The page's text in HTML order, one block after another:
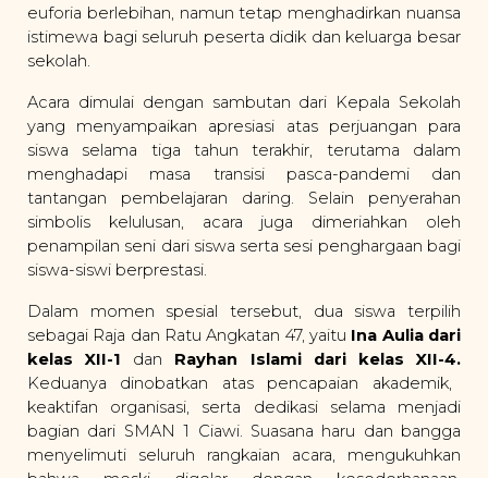
euforia berlebihan, namun tetap menghadirkan nuansa
istimewa bagi seluruh peserta didik dan keluarga besar
sekolah.
Acara dimulai dengan sambutan dari Kepala Sekolah
yang menyampaikan apresiasi atas perjuangan para
siswa selama tiga tahun terakhir, terutama dalam
menghadapi masa transisi pasca-pandemi dan
tantangan pembelajaran daring. Selain penyerahan
simbolis kelulusan, acara juga dimeriahkan oleh
penampilan seni dari siswa serta sesi penghargaan bagi
siswa-siswi berprestasi.
Dalam momen spesial tersebut, dua siswa terpilih
sebagai Raja dan Ratu Angkatan 47, yaitu Ina Aulia dari
kelas XII-1 dan Rayhan Islami dari kelas XII-4.
Keduanya dinobatkan atas pencapaian akademik,
keaktifan organisasi, serta dedikasi selama menjadi
bagian dari SMAN 1 Ciawi. Suasana haru dan bangga
menyelimuti seluruh rangkaian acara, mengukuhkan